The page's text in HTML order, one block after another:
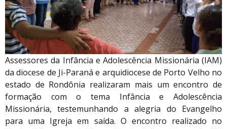
Assessores da Infância e Adolescência Missionária (IAM)
da diocese de Ji-Paraná e arquidiocese de Porto Velho no
estado de Rondônia realizaram mais um encontro de
formação com o tema Infância e Adolescência
Missionária, testemunhando a alegria do Evangelho
para uma Igreja em saída. O encontro realizado no